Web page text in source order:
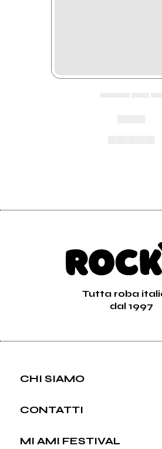
Tutta roba
dal 1997
CHI SIAMO
CONTATTI
MI AMI FESTIVAL